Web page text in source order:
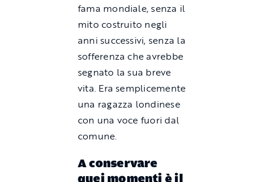
fama mondiale, senza il
mito costruito negli
anni successivi, senza la
sofferenza che avrebbe
segnato la sua breve
vita. Era semplicemente
una ragazza londinese
con una voce fuori dal
comune.
A conservare
quei momenti è il